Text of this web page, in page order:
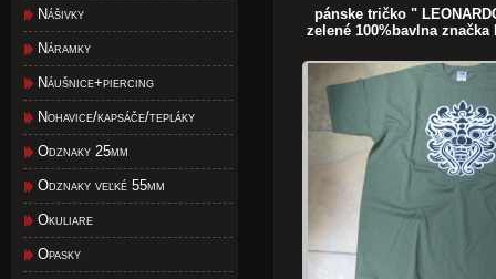
Nášivky
Náramky
Náušnice+piercing
Nohavice/kapsáče/tepláky
Odznaky 25mm
Odznaky veľké 55mm
Okuliare
Opasky
pánske tričko "
zelené 100%bavlna